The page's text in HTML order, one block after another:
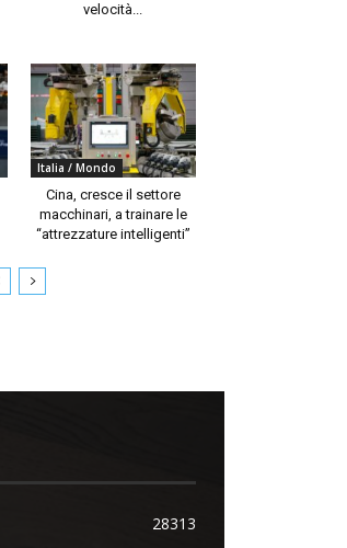
velocità...
Italia / Mondo
Cina, cresce il settore
macchinari, a trainare le
“attrezzature intelligenti”
28313